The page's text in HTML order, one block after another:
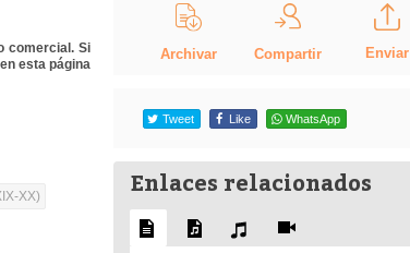
comercial. Si
esta página
XX)
Archivar Compartir Enviar
Tweet Like WhatsApp
Enlaces relacionados